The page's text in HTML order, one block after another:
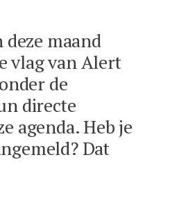
maand
vlag van Alert
de
directe
agenda. Heb je
Dat